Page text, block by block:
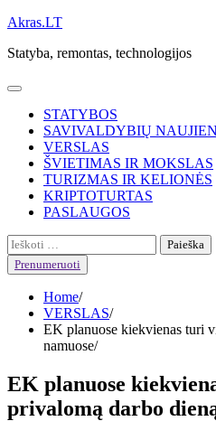
Skip
content
Akras.LT
Statyba, remontas, technologijos
STATYBOS
SAVIVALDYBIŲ
VERSLAS
ŠVIETIMAS IR MOKSLAS
TURIZMAS IR KELIONĖS
KRIPTOTURTAS
PASLAUGOS
Ieškoti:
Prenumeruoti
Home
VERSLAS
EK planuose kiekvienas turi
namuose
EK planuose
privalomą darbo